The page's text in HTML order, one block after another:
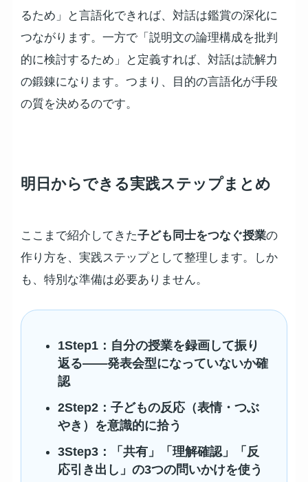
るため」と言語化できれば、対話は鑑賞の深化に
つながります。一方で「説明文の論理構成を批判
的に検討するため」と定義すれば、対話は読解力
の鍛錬になります。つまり、目的の言語化が手段
の質を決めるのです。
明日からできる実践ステップまとめ
ここまで紹介してきた子ども同士をつなぐ授業の
作り方を、実践ステップとして整理します。しか
も、特別な準備は必要ありません。
1Step1： 自分の授業を録画して振り
返る——発表会型になっていないか確
認
2Step2： 子どもの反応（表情・つぶ
やき）を意識的に拾う
3Step3：
「共有」「理解確認」「反
応引き出し」の3つの問いかけを使う